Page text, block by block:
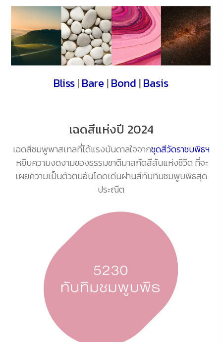
Bliss|Bare |Bond |Basis
เฉดสีแห่งปี 2024
เฉดสีชมพูพาสเทลที่ได้แรงบันดาลใจจากชุดสีวัดราชบพิธฯ
หยิบความงดงามของธรรมชาติมาสกัดสีสันแห่งชีวิต ที่จะ
เผยความเป็นตัวตนอันโดดเด่นผ่านสีทับทิมชมพูบพิธสุด
ประณีต